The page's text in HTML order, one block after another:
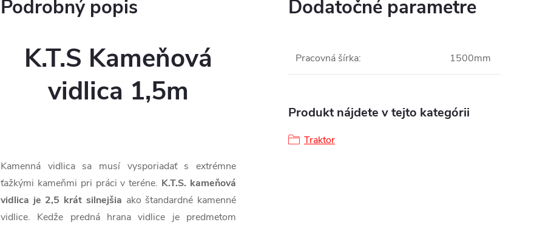
Podrobný popis
K.T.S Kameňová
vidlica 1,5m
Kamenná vidlica sa musí vysporiadať s extrémne
ťažkými kameňmi pri práci v teréne. K.T.S. kameňová
vidlica je 2,5 krát silnejšia ako štandardné kamenné
vidlice. Kedže predná hrana vidlice je predmetom
Dodatočné parametre
Pracovná šírka: 1500mm
Produkt nájdete v tejto kategórii
Traktor